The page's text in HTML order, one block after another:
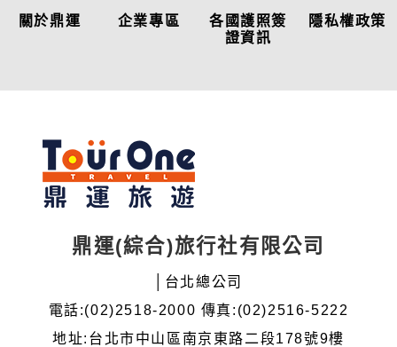
關於鼎運 企業專區
各國護照簽
證資訊
隱私權政策
鼎運(綜合)旅行社有限公司
│台北總公司
電話:(02)2518-2000 傳真:(02)2516-5222
地址:台北市中山區南京東路二段178號9樓